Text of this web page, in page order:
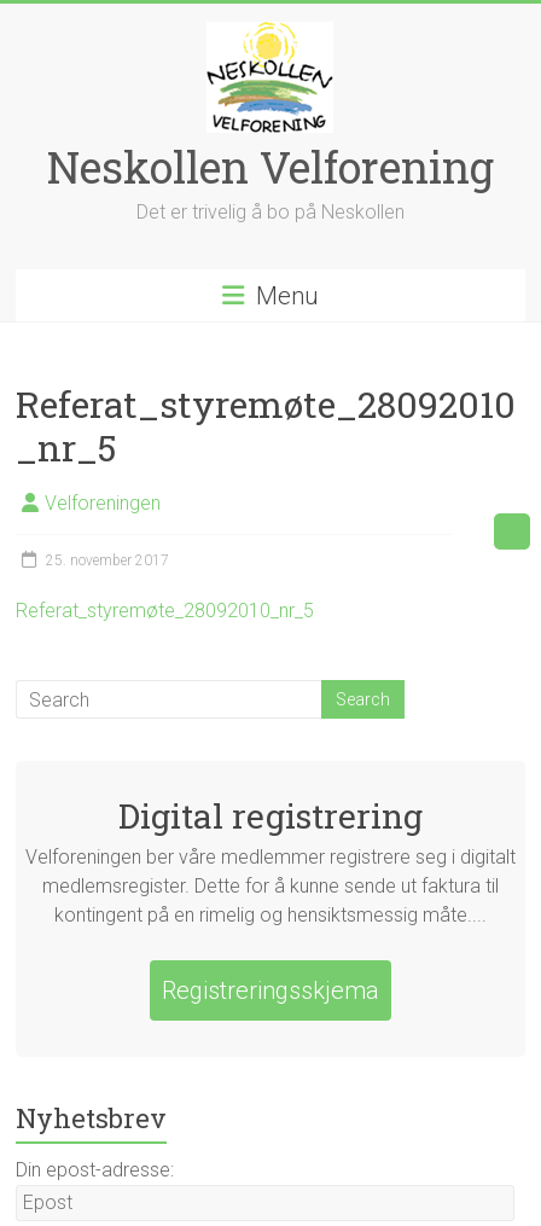
Neskollen Velforening
Det er trivelig å bo på Neskollen
Menu
Referat_styremøte_28092010
_nr_5
Velforeningen
25. november 2017
Referat_styremøte_28092010_nr_5
Digital registrering
Velforeningen ber våre medlemmer registrere seg i digitalt
medlemsregister. Dette for å kunne sende ut faktura til
kontingent på en rimelig og hensiktsmessig måte....
Registreringsskjema
Nyhetsbrev
Din epost-adresse: